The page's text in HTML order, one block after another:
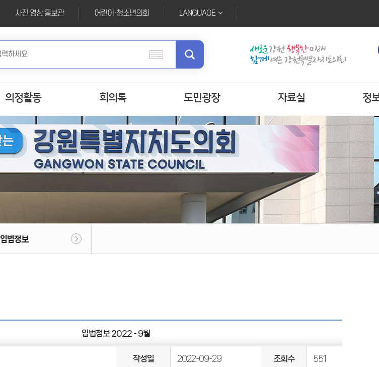
사진 영상 홍보관 어린이·청소년의회 LANGUAGE
의정활동 회의록 도민광장 자료실 정
입법정보
입법정보 2022 - 9월
작성일 2022-09-29 조회수 551